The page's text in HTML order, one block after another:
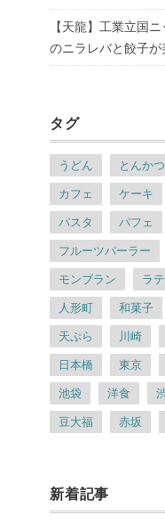
【天龍】工業立国
のニラレバと餃子が
タグ
うどん とんかつ
カフェ ケーキ
パスタ パフェ
フルーツパーラー
モンブラン ラ
人形町 和菓子
天ぷら 川崎
日本橋 東京
池袋 洋食
豆大福 赤坂
新着記事